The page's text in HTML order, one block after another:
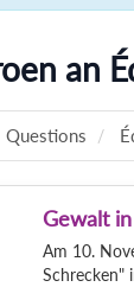
an
Questions
Gewalt
Am 10.
Schrecken"